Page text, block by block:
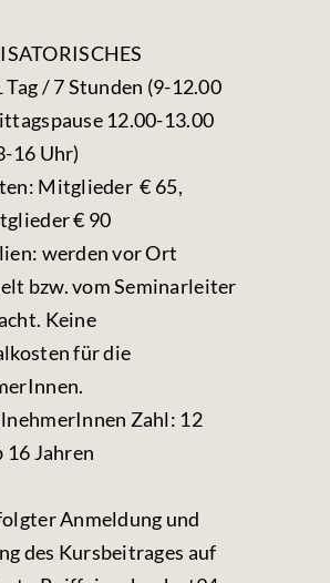
Tag / 7 Stunden (9-12.00
12.00-13.00
16 Uhr)
Mitglieder € 65,
€ 90
werden vor Ort
bzw. vom Seminarleiter
Keine
für die
Zahl: 12
Jahren
Anmeldung und
des Kursbeitrages auf